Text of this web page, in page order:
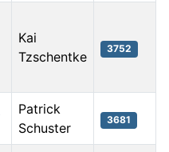
Kai
Tzschentke
3752
Patrick
Schuster
3681